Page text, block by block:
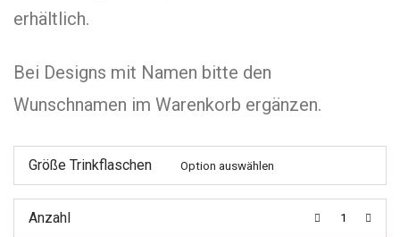
erhältlich.
Bei Designs mit Namen bitte den
Wunschnamen im Warenkorb ergänzen.
Größe Trinkflaschen
Anzahl